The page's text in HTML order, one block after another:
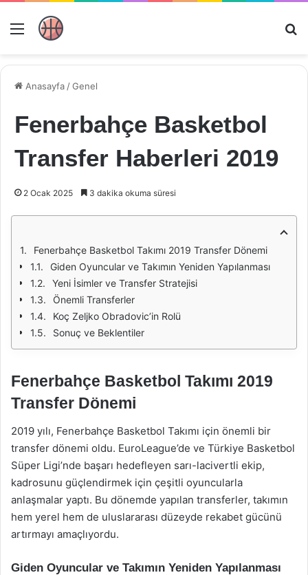
Menü
Anasayfa /Genel
Fenerbahçe Basketbol
Transfer Haberleri 2019
2 Ocak 2025 3 dakika okuma süresi
Fenerbahçe Basketbol Takımı 2019 Transfer Dönemi
Giden Oyuncular ve Takımın Yeniden Yapılanması
Yeni İsimler ve Transfer Stratejisi
Önemli Transferler
Koç Zeljko Obradovic’in Rolü
Sonuç ve Beklentiler
Fenerbahçe Basketbol Takımı 2019
Transfer Dönemi
2019 yılı, Fenerbahçe Basketbol Takımı için önemli bir
transfer dönemi oldu. EuroLeague’de ve Türkiye Basketbol
Süper Ligi’nde başarı hedefleyen sarı-lacivertli ekip,
kadrosunu güçlendirmek için çeşitli oyuncularla
anlaşmalar yaptı. Bu dönemde yapılan transferler, takımın
hem yerel hem de uluslararası düzeyde rekabet gücünü
artırmayı amaçlıyordu.
Giden Oyuncular ve Takımın Yeniden Yapılanması